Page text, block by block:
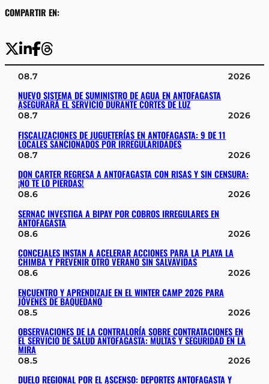
COMPARTIR EN:
08.7 2026
NUEVO SISTEMA DE SUMINISTRO DE AGUA EN ANTOFAGASTA
ASEGURARÁ EL SERVICIO DURANTE CORTES DE LUZ
08.7 2026
FISCALIZACIONES DE JUGUETERÍAS EN ANTOFAGASTA: 9 DE 11
LOCALES SANCIONADOS POR IRREGULARIDADES
08.7 2026
DON CARTER REGRESA A ANTOFAGASTA CON RISAS Y SIN CENSURA:
¡NO TE LO PIERDAS!
08.6 2026
SERNAC INVESTIGA A BIPAY POR COBROS IRREGULARES EN
ANTOFAGASTA
08.6 2026
CONCEJALES INSTAN A ACELERAR ACCIONES PARA LA PLAYA LA
CHIMBA Y PREVENIR OTRO VERANO SIN SALVAVIDAS
08.6 2026
ENCUENTRO Y APRENDIZAJE EN EL WINTER CAMP 2026 PARA
JÓVENES DE BAQUEDANO
08.5 2026
OBSERVACIONES DE LA CONTRALORÍA SOBRE CONTRATACIONES EN
EL SERVICIO DE SALUD ANTOFAGASTA: MULTAS Y SEGURIDAD EN LA
MIRA
08.5 2026
DUELO REGIONAL POR EL ASCENSO: DEPORTES ANTOFAGASTA Y